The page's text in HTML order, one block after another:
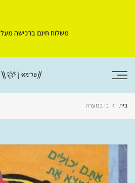
משלוח חינם ברכישה מעל 150 ש"ח
בית בו במערה